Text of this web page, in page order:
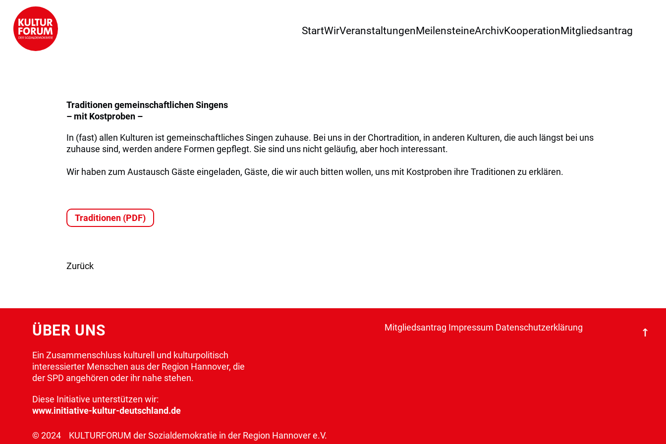
StartWirVeranstaltungenMeilensteineArchivKooperationMitgliedsantrag
Traditionen gemeinschaftlichen Singens
– mit Kostproben –
In (fast) allen Kulturen ist gemeinschaftliches Singen zuhause. Bei uns in der Chortradition, in anderen Kulturen, die auch längst bei uns
zuhause sind, werden andere Formen gepflegt. Sie sind uns nicht geläufig, aber hoch interessant.
Wir haben zum Austausch Gäste eingeladen, Gäste, die wir auch bitten wollen, uns mit Kostproben ihre Traditionen zu erklären.
Traditionen (PDF)
Zurück
ÜBER UNS
Ein Zusammenschluss kulturell und kulturpolitisch
interessierter Menschen aus der Region Hannover, die
der SPD angehören oder ihr nahe stehen.
Diese Initiative unterstützen wir:
www.initiative-kultur-deutschland.de
Mitgliedsantrag Impressum Datenschutzerklärung ↑
© 2024 KULTURFORUM der Sozialdemokratie in der Region Hannover e.V.